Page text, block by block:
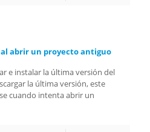
abrir un proyecto antiguo
e instalar la última versión del
la última versión, este
cuando intenta abrir un